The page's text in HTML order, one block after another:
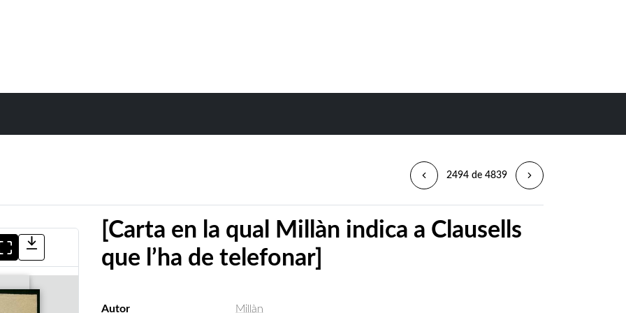
2494 de 4839
[Carta en la qual Millàn indica a Clausells
que l’ha de telefonar]
Autor
Millàn